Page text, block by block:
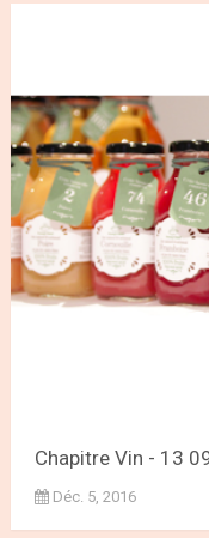
Chapitre Vin - 13
Déc. 5, 2016